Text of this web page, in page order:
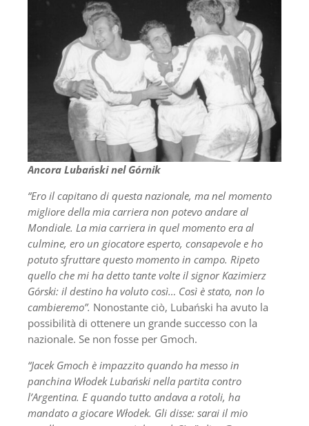
Ancora Lubański nel Górnik
“Ero il capitano di questa nazionale, ma nel momento
migliore della mia carriera non potevo andare al
Mondiale. La mia carriera in quel momento era al
culmine, ero un giocatore esperto, consapevole e ho
potuto sfruttare questo momento in campo. Ripeto
quello che mi ha detto tante volte il signor Kazimierz
Górski: il destino ha voluto così… Così è stato, non lo
cambieremo”. Nonostante ciò, Lubański ha avuto la
possibilità di ottenere un grande successo con la
nazionale. Se non fosse per Gmoch.
“Jacek Gmoch è impazzito quando ha messo in
panchina Włodek Lubański nella partita contro
l’Argentina. E quando tutto andava a rotoli, ha
mandato a giocare Włodek. Gli disse: sarai il mio